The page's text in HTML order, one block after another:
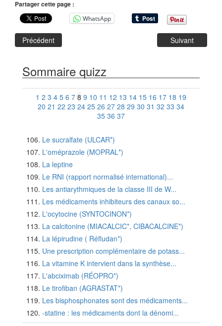
Partager cette page :
WhatsApp
Précédent Suivant
Sommaire quizz
1 2 3 4 5 6 7 8 9 10 11 12 13 14 15 16 17 18 19
20 21 22 23 24 25 26 27 28 29 30 31 32 33 34
35 36 37
Le sucralfate (ULCAR*)
L'oméprazole (MOPRAL*)
La leptine
Le RNI (rapport normalisé international)...
Les antiarythmiques de la classe III de W...
Les médicaments inhibiteurs des canaux so...
L'ocytocine (SYNTOCINON*)
La calcitonine (MIACALCIC*, CIBACALCINE*)
La lépirudine ( Réfludan*)
Une prescription complémentaire de potass...
La vitamine K intervient dans la synthèse...
L'abciximab (RÉOPRO*)
Le tirofiban (AGRASTAT*)
Les bisphosphonates sont des médicaments...
-statine : les médicaments dont la dénomi...